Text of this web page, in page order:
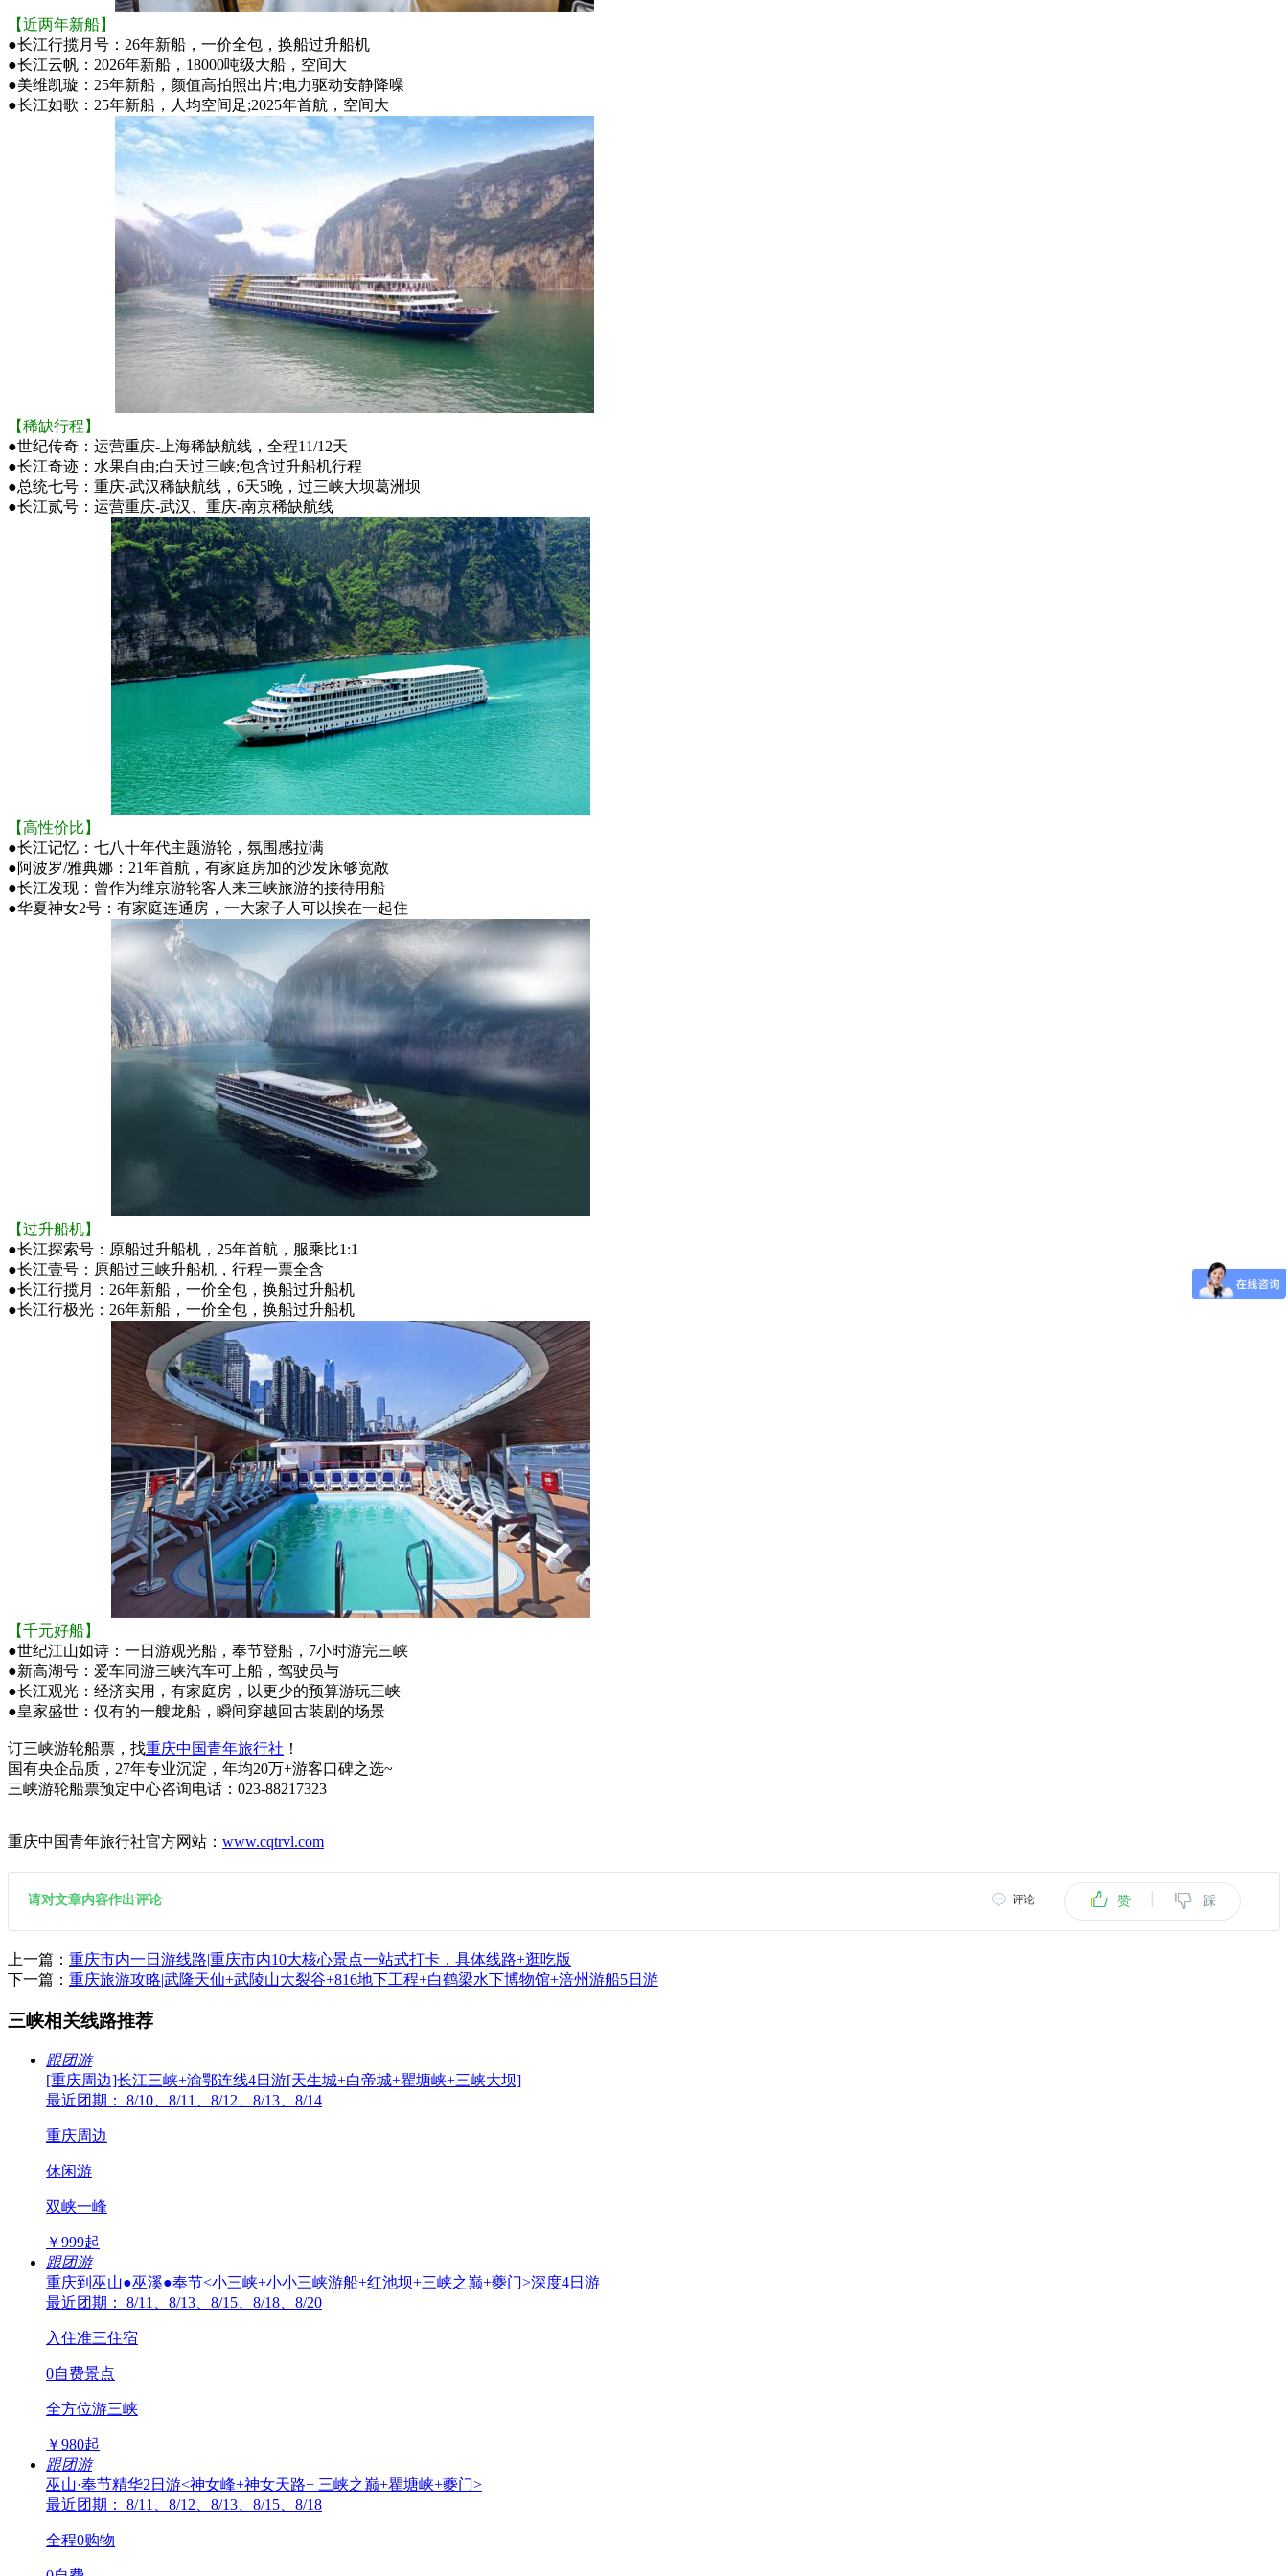
【近两年新船】
●长江行揽月号：26年新船，一价全包，换船过升船机
●长江云帆：2026年新船，18000吨级大船，空间大
●美维凯璇：25年新船，颜值高拍照出片;电力驱动安静降噪
●长江如歌：25年新船，人均空间足;2025年首航，空间大
【稀缺行程】
●世纪传奇：运营重庆-上海稀缺航线，全程11/12天
●长江奇迹：水果自由;白天过三峡;包含过升船机行程
●总统七号：重庆-武汉稀缺航线，6天5晚，过三峡大坝葛洲坝
●长江贰号：运营重庆-武汉、重庆-南京稀缺航线
【高性价比】
●长江记忆：七八十年代主题游轮，氛围感拉满
●阿波罗/雅典娜：21年首航，有家庭房加的沙发床够宽敞
●长江发现：曾作为维京游轮客人来三峡旅游的接待用船
●华夏神女2号：有家庭连通房，一大家子人可以挨在一起住
【过升船机】
●长江探索号：原船过升船机，25年首航，服乘比1:1
●长江壹号：原船过三峡升船机，行程一票全含
●长江行揽月：26年新船，一价全包，换船过升船机
●长江行极光：26年新船，一价全包，换船过升船机
【千元好船】
●世纪江山如诗：一日游观光船，奉节登船，7小时游完三峡
●新高湖号：爱车同游三峡汽车可上船，驾驶员与
●长江观光：经济实用，有家庭房，以更少的预算游玩三峡
●皇家盛世：仅有的一艘龙船，瞬间穿越回古装剧的场景
订三峡游轮船票，找重庆中国青年旅行社 ！
国有央企品质，27年专业沉淀，年均20万+游客口碑之选~
三峡游轮船票预定中心咨询电话：023-88217323
重庆中国青年旅行社官方网站： www.cqtrvl.com
请对文章内容作出评论 赞 | 踩
评论
上一篇： 重庆市内一日游线路|重庆市内10大核心景点一站式打卡，具体线路+逛吃版
下一篇： 重庆旅游攻略|武隆天仙+武陵山大裂谷+816地下工程+白鹤梁水下博物馆+涪州游船5日游
三峡相关线路推荐
跟团游
[重庆周边]长江三峡+渝鄂连线4日游[天生城+白帝城+瞿塘峡+三峡大坝]
最近团期： 8/10、8/11、8/12、8/13、8/14
重庆周边
休闲游
双峡一峰
￥999起
跟团游
重庆到巫山●巫溪●奉节<小三峡+小小三峡游船+红池坝+三峡之巅+夔门>深度4日游
最近团期： 8/11、8/13、8/15、8/18、8/20
入住准三住宿
0自费景点
全方位游三峡
￥980起
跟团游
巫山·奉节精华2日游<神女峰+神女天路+ 三峡之巅+瞿塘峡+夔门>
最近团期： 8/11、8/12、8/13、8/15、8/18
全程0购物